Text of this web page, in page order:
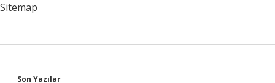
Sitemap
Son Yazılar